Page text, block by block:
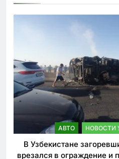
АВТО НОВОСТИ
В Узбекистане
врезался в ограждение и